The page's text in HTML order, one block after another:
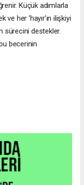
Küçük adımlarla
her ‘hayır’ın ilişkiyi
sürecini destekler.
becerinin